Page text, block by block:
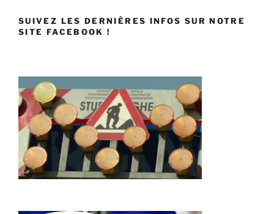
SUIVEZ LES DERNIÈRES INFOS SUR NOTRE
SITE FACEBOOK !